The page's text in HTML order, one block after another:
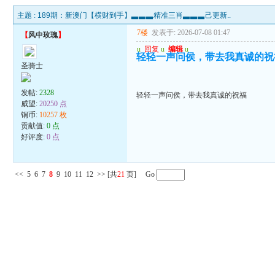
主题 : 189期：新澳门【横财到手】▃▃▃精准三肖▃▃▃己更新..
【风中玫瑰】
圣骑士
发帖:2328
威望:20250 点
铜币: 10257 枚
贡献值:0 点
好评度:0 点
7楼 发表于: 2026-07-08 01:47
u 回复 u 编辑 u
轻轻一声问侯，带去我真诚的
轻轻一声问侯，带去我真诚的祝福
<< 5 6 7 8 9 10 11 12 >> [共21 页] Go